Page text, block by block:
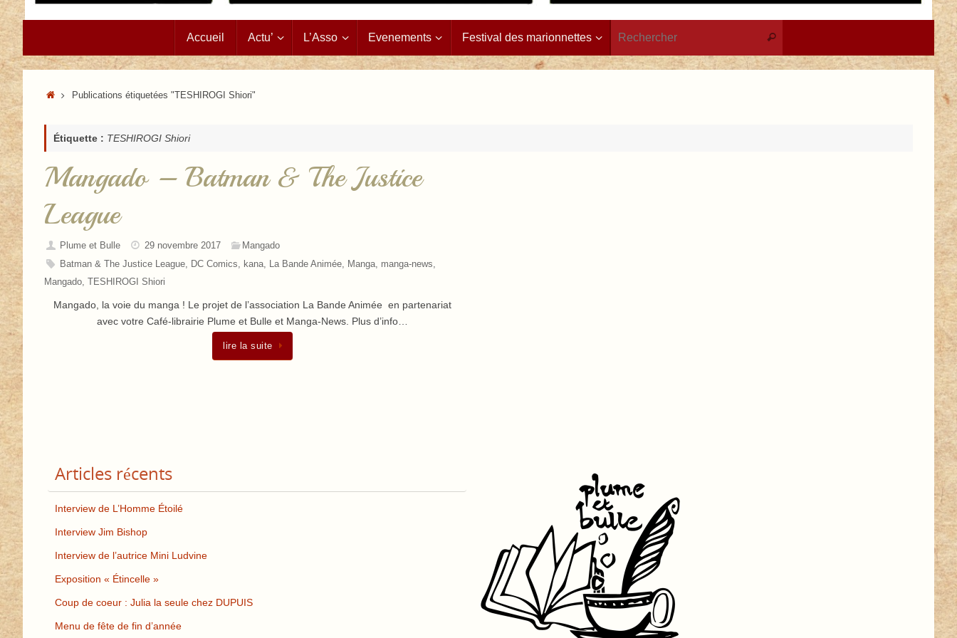
Passer
contenu
Accueil Actu’ L’Asso Evenements Festival des marionnettes Rechercher
AccueilPublications étiquetées "TESHIROGI Shiori"
Étiquette : TESHIROGI Shiori
Mangado – Batman & The Justice
League
Plume et Bulle 29 novembre 2017
Mangado
Batman & The Justice League, DC Comics, kana, La Bande Animée, Manga, manga-news,
Mangado, TESHIROGI Shiori
Mangado, la voie du manga ! Le projet de l’association La Bande Animée en partenariat
avec votre Café-librairie Plume et Bulle et Manga-News. Plus d’info…
lire la suite
Articles récents
Interview de L’Homme Étoilé
Interview Jim Bishop
Interview de l’autrice Mini Ludvine
Exposition « Étincelle »
Coup de coeur : Julia la seule chez DUPUIS
Menu de fête de fin d’année